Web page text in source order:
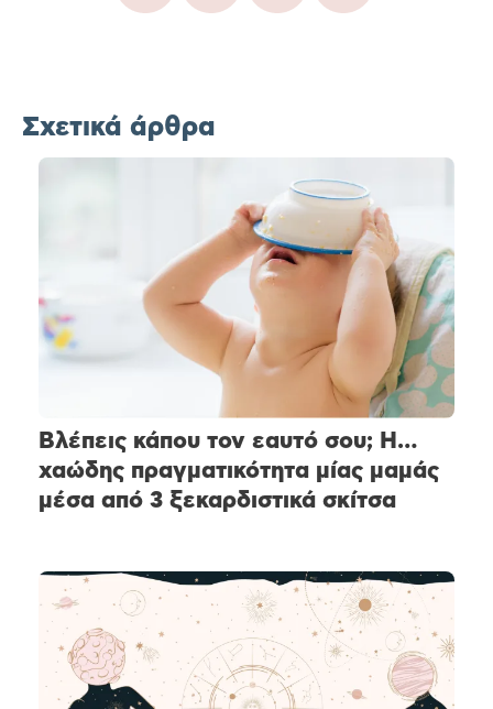
Σχετικά άρθρα
Βλέπεις κάπου τον εαυτό σου; Η…
χαώδης πραγματικότητα μίας μαμάς
μέσα από 3 ξεκαρδιστικά σκίτσα